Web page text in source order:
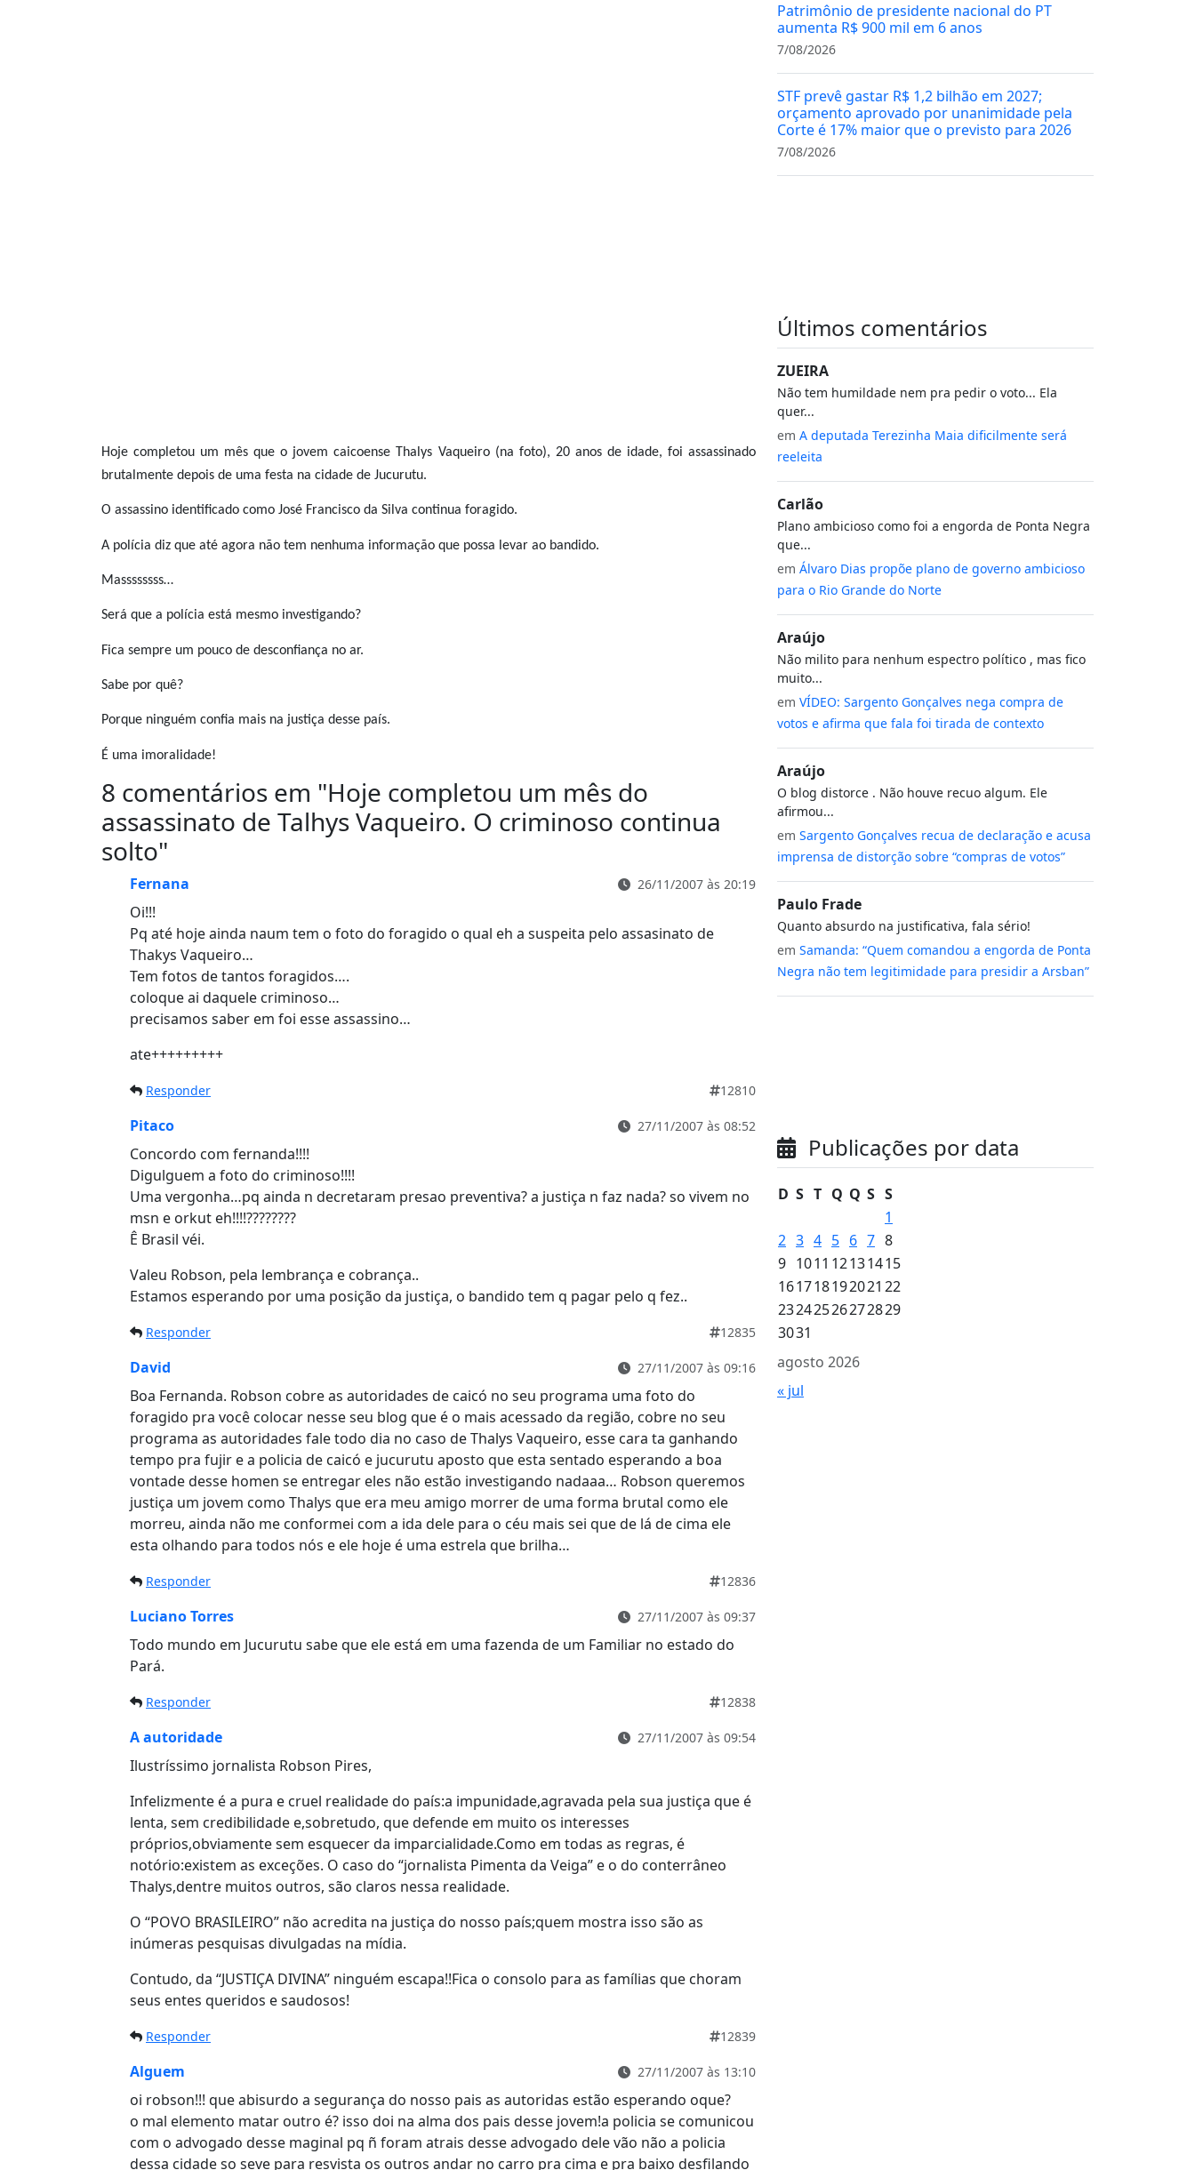
Hoje completou um mês que o jovem caicoense Thalys Vaqueiro (na foto), 20 anos de idade, foi assassinado
brutalmente depois de uma festa na cidade de Jucurutu.
O assassino identificado como José Francisco da Silva continua foragido.
A polícia diz que até agora não tem nenhuma informação que possa levar ao bandido.
Massssssss…
Será que a polícia está mesmo investigando?
Fica sempre um pouco de desconfiança no ar.
Sabe por quê?
Porque ninguém confia mais na justiça desse país.
É uma imoralidade!
8 comentários em "Hoje completou um mês do
assassinato de Talhys Vaqueiro. O criminoso continua
solto"
Fernana 26/11/2007 às 20:19
Oi!!!
Pq até hoje ainda naum tem o foto do foragido o qual eh a suspeita pelo assasinato de
Thakys Vaqueiro…
Tem fotos de tantos foragidos….
coloque ai daquele criminoso…
precisamos saber em foi esse assassino…
ate+++++++++
Responder 12810
Pitaco 27/11/2007 às 08:52
Concordo com fernanda!!!!
Digulguem a foto do criminoso!!!!
Uma vergonha…pq ainda n decretaram presao preventiva? a justiça n faz nada? so vivem no
msn e orkut eh!!!!????????
Ê Brasil véi.
Valeu Robson, pela lembrança e cobrança..
Estamos esperando por uma posição da justiça, o bandido tem q pagar pelo q fez..
Responder 12835
David 27/11/2007 às 09:16
Boa Fernanda. Robson cobre as autoridades de caicó no seu programa uma foto do
foragido pra você colocar nesse seu blog que é o mais acessado da região, cobre no seu
programa as autoridades fale todo dia no caso de Thalys Vaqueiro, esse cara ta ganhando
tempo pra fujir e a policia de caicó e jucurutu aposto que esta sentado esperando a boa
vontade desse homen se entregar eles não estão investigando nadaaa… Robson queremos
justiça um jovem como Thalys que era meu amigo morrer de uma forma brutal como ele
morreu, ainda não me conformei com a ida dele para o céu mais sei que de lá de cima ele
esta olhando para todos nós e ele hoje é uma estrela que brilha…
Responder 12836
Luciano Torres 27/11/2007 às 09:37
Todo mundo em Jucurutu sabe que ele está em uma fazenda de um Familiar no estado do
Pará.
Responder 12838
A autoridade 27/11/2007 às 09:54
Ilustríssimo jornalista Robson Pires,
Infelizmente é a pura e cruel realidade do país:a impunidade,agravada pela sua justiça que é
lenta, sem credibilidade e,sobretudo, que defende em muito os interesses
próprios,obviamente sem esquecer da imparcialidade.Como em todas as regras, é
notório:existem as exceções. O caso do “jornalista Pimenta da Veiga” e o do conterrâneo
Thalys,dentre muitos outros, são claros nessa realidade.
O “POVO BRASILEIRO” não acredita na justiça do nosso país;quem mostra isso são as
inúmeras pesquisas divulgadas na mídia.
Contudo, da “JUSTIÇA DIVINA” ninguém escapa!!Fica o consolo para as famílias que choram
seus entes queridos e saudosos!
Responder 12839
Alguem 27/11/2007 às 13:10
oi robson!!! que abisurdo a segurança do nosso pais as autoridas estão esperando oque?
o mal elemento matar outro é? isso doi na alma dos pais desse jovem!a policia se comunicou
com o advogado desse maginal pq ñ foram atrais desse advogado dele vão não a policia
dessa cidade so seve para resvista os outros andar no carro pra cima e pra baixo desfilando
Patrimônio de presidente nacional do PT
aumenta R$ 900 mil em 6 anos
7/08/2026
STF prevê gastar R$ 1,2 bilhão em 2027;
orçamento aprovado por unanimidade pela
Corte é 17% maior que o previsto para 2026
7/08/2026
Últimos comentários
ZUEIRA
Não tem humildade nem pra pedir o voto... Ela
quer...
em A deputada Terezinha Maia dificilmente será
reeleita
Carlão
Plano ambicioso como foi a engorda de Ponta Negra
que...
em Álvaro Dias propõe plano de governo ambicioso
para o Rio Grande do Norte
Araújo
Não milito para nenhum espectro político , mas fico
muito...
em VÍDEO: Sargento Gonçalves nega compra de
votos e afirma que fala foi tirada de contexto
Araújo
O blog distorce . Não houve recuo algum. Ele
afirmou...
em Sargento Gonçalves recua de declaração e acusa
imprensa de distorção sobre “compras de votos”
Paulo Frade
Quanto absurdo na justificativa, fala sério!
em Samanda: “Quem comandou a engorda de Ponta
Negra não tem legitimidade para presidir a Arsban”
Publicações por data
agosto 2026
D S T Q Q S S
1
2 3 4 5 6 7 8
9 1011 12131415
161718192021 22
23242526272829
3031
« jul